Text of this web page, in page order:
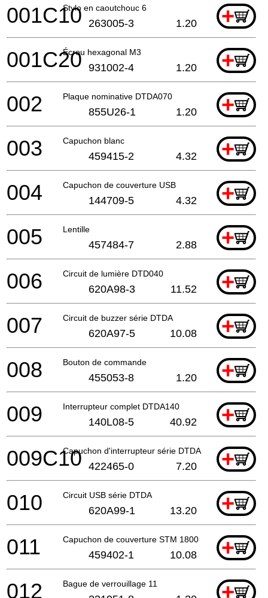
Stylo en caoutchouc 6 +
001C10 263005-3 1.20
Écrou hexagonal M3 +
001C20 931002-4 1.20
Plaque nominative DTDA070 +
002 855U26-1 1.20
Capuchon blanc +
003 459415-2 4.32
Capuchon de couverture USB +
004 144709-5 4.32
Lentille +
005 457484-7 2.88
Circuit de lumière DTD040 +
006 620A98-3 11.52
Circuit de buzzer série DTDA +
007 620A97-5 10.08
Bouton de commande +
008 455053-8 1.20
Interrupteur complet DTDA140 +
009 140L08-5 40.92
Capuchon d'interrupteur série DTDA +
009C10 422465-0 7.20
Circuit USB série DTDA +
010 620A99-1 13.20
Capuchon de couverture STM 1800 +
011 459402-1 10.08
Bague de verrouillage 11 +
012